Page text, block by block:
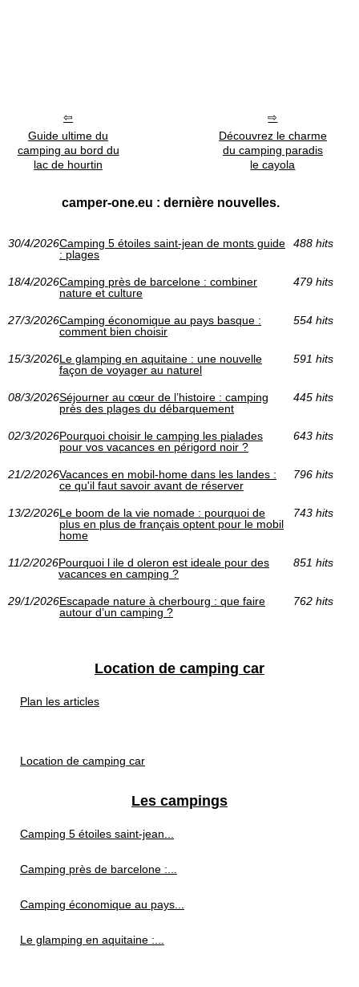
Guide ultime du
camping au bord du
lac de hourtin
Découvrez le charme
du camping paradis
le cayola
camper-one.eu : dernière nouvelles.
30/4/2026Camping 5 étoiles saint-jean de monts guide
: plages
488 hits
18/4/2026Camping près de barcelone : combiner
nature et culture
479 hits
27/3/2026Camping économique au pays basque :
comment bien choisir
554 hits
15/3/2026Le glamping en aquitaine : une nouvelle
façon de voyager au naturel
591 hits
08/3/2026Séjourner au cœur de l’histoire : camping
près des plages du débarquement
445 hits
02/3/2026Pourquoi choisir le camping les pialades
pour vos vacances en périgord noir ?
643 hits
21/2/2026Vacances en mobil-home dans les landes :
ce qu'il faut savoir avant de réserver
796 hits
13/2/2026Le boom de la vie nomade : pourquoi de
plus en plus de français optent pour le mobil
home
743 hits
11/2/2026Pourquoi l ile d oleron est ideale pour des
vacances en camping ?
851 hits
29/1/2026Escapade nature à cherbourg : que faire
autour d’un camping ?
762 hits
Location de camping car
Plan les articles
Location de camping car
Les campings
Camping 5 étoiles saint-jean...
Camping près de barcelone :...
Camping économique au pays...
Le glamping en aquitaine :...